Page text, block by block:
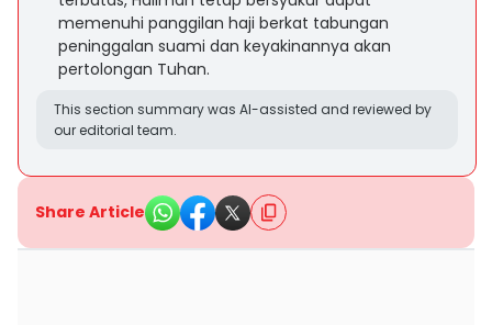
memenuhi panggilan haji berkat tabungan
peninggalan suami dan keyakinannya akan
pertolongan Tuhan.
This section summary was AI-assisted and reviewed by
our editorial team.
Share Article